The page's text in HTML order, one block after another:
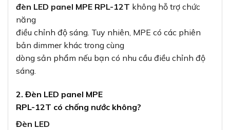
đèn LED panel MPE RPL-12T không hỗ trợ chức
năng
điều chỉnh độ sáng. Tuy nhiên, MPE có các phiên
bản dimmer khác trong cùng
dòng sản phẩm nếu bạn có nhu cầu điều chỉnh độ
sáng.
2. Đèn LED panel MPE
RPL-12T có chống nước không?
Đèn LED